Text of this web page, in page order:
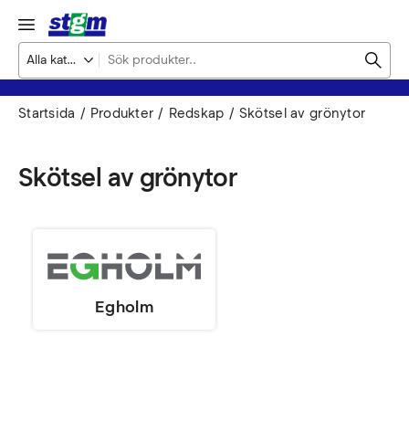
Startsida Produkter Redskap Skötsel av grönytor
Skötsel av grönytor
Egholm